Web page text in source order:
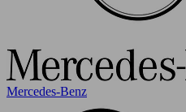
Mercedes-Benz